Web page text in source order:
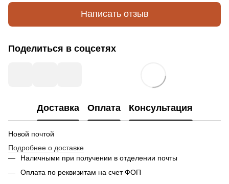
Написать отзыв
Поделиться в соцсетях
Доставка Оплата Консультация
Новой почтой
Подробнее о доставке
Наличными при получении в отделении почты
Оплата по реквизитам на счет ФОП